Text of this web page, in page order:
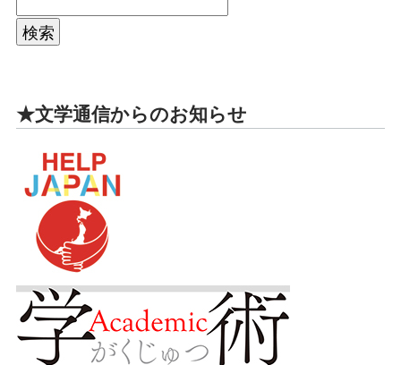
★文学通信からのお知らせ